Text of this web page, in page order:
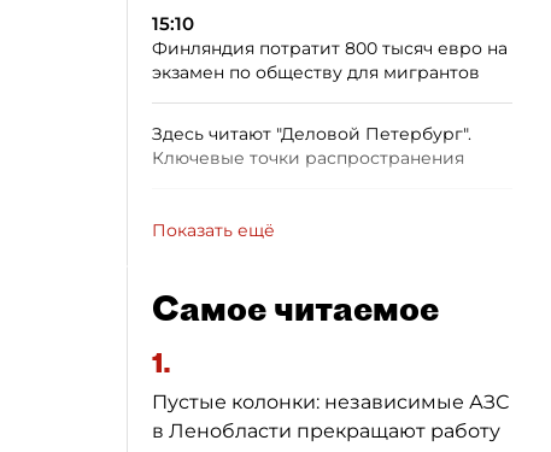
15:10
Финляндия потратит 800 тысяч евро на
экзамен по обществу для мигрантов
Здесь читают "Деловой Петербург".
Ключевые точки распространения
Показать ещё
Самое читаемое
1.
Пустые колонки: независимые АЗС
в Ленобласти прекращают работу